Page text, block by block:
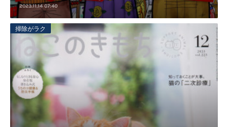
2023.11.14 07:40
掃除がラク